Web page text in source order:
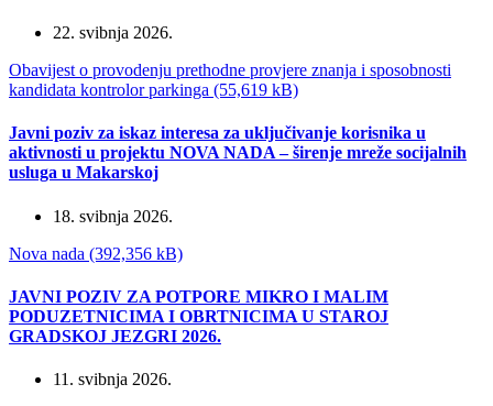
22. svibnja 2026.
Obavijest o provodenju prethodne provjere znanja i sposobnosti
kandidata kontrolor parkinga (55,619 kB)
Javni poziv za iskaz interesa za uključivanje korisnika u
aktivnosti u projektu NOVA NADA – širenje mreže socijalnih
usluga u Makarskoj
18. svibnja 2026.
Nova nada (392,356 kB)
JAVNI POZIV ZA POTPORE MIKRO I MALIM
PODUZETNICIMA I OBRTNICIMA U STAROJ
GRADSKOJ JEZGRI 2026.
11. svibnja 2026.